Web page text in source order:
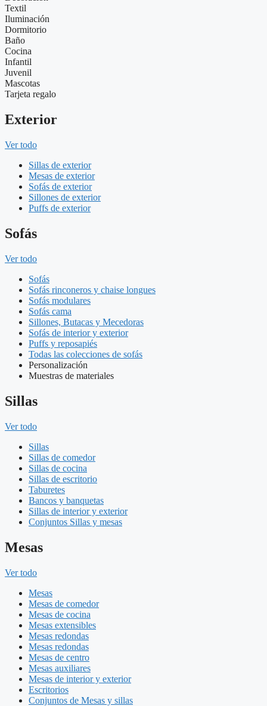
Textil
Iluminación
Dormitorio
Baño
Cocina
Infantil
Juvenil
Mascotas
Tarjeta regalo
Exterior
Ver todo
Sillas de exterior
Mesas de exterior
Sofás de exterior
Sillones de exterior
Puffs de exterior
Sofás
Ver todo
Sofás
Sofás rinconeros y chaise longues
Sofás modulares
Sofás cama
Sillones, Butacas y Mecedoras
Sofás de interior y exterior
Puffs y reposapiés
Todas las colecciones de sofás
Personalización
Muestras de materiales
Sillas
Ver todo
Sillas
Sillas de comedor
Sillas de cocina
Sillas de escritorio
Taburetes
Bancos y banquetas
Sillas de interior y exterior
Conjuntos Sillas y mesas
Mesas
Ver todo
Mesas
Mesas de comedor
Mesas de cocina
Mesas extensibles
Mesas redondas
Mesas redondas
Mesas de centro
Mesas auxiliares
Mesas de interior y exterior
Escritorios
Conjuntos de Mesas y sillas